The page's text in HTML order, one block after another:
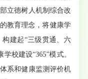
立德树人机制综合改
教育理念，将健康学
建起“三级贯通、六
校建设“365”模式。
系和健康监测评价机